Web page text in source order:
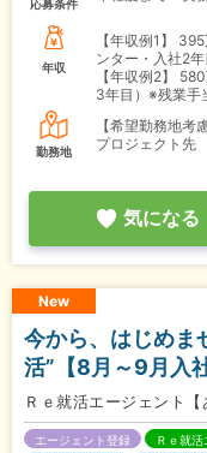
応募条件
年収
【年収例1】
395
ンター・入社2
【年収例2】
3年目）※残業手
勤務地
【希望勤務地
プロジェクト先
気になる
New
今から、はじめま
活”【8月～9月入
Ｒｅ就活エージェント【
エージェント登録 Ｒｅ就活